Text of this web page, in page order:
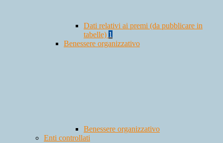
Dati relativi ai premi (da pubblicare in
tabelle) 1
Benessere organizzativo
Benessere organizzativo
Enti controllati